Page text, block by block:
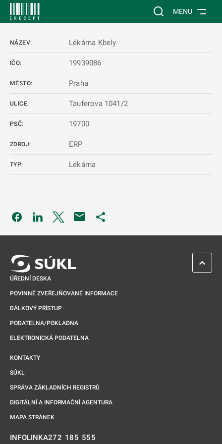
Vyhledávání na
MENU
NÁZEV: Lékárna Kbely
IČO: 19939086
MĚSTO: Praha
ULICE: Tauferova 1041/2
PSČ: 19700
ZDROJ: ERP
TYP: Lékárna
Odkaz se otevře na nové kartě
Odkaz se otevře na nové kartě
Odkaz se otevře na nové kartě
ÚŘEDNÍ DESKA
POVINNĚ ZVEŘEJŇOVANÉ INFORMACE
DÁLKOVÝ PŘÍSTUP
PODATELNA/POKLADNA
ELEKTRONICKÁ PODATELNA
KONTAKTY
SÚKL
SPRÁVA ZÁKLADNÍCH REGISTRŮ
DIGITÁLNÍ A INFORMAČNÍ AGENTURA
MAPA STRÁNEK
INFOLINKA272 185 555
ZPĚT